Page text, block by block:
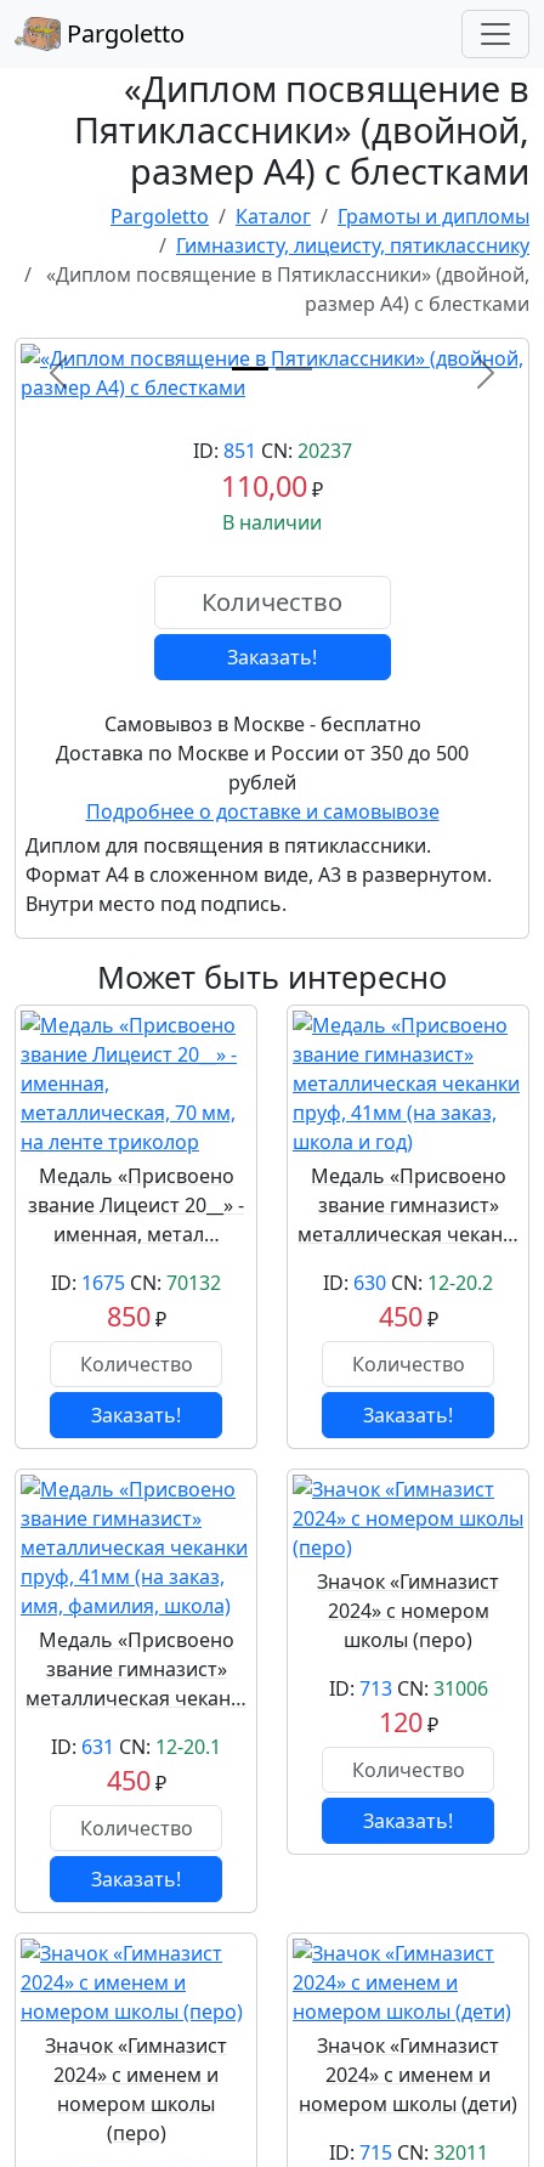
Pargoletto
«Диплом посвящение в
Пятиклассники» (двойной,
размер А4) с блестками
Pargoletto Каталог
Грамоты и дипломы
Гимназисту, лицеисту, пятикласснику
«Диплом посвящение в Пятиклассники» (двойной,
размер А4) с блестками
Назад
ID: 851 CN: 20237
110,00₽
В наличии
Заказать!
Самовывоз в Москве - бесплатно
Доставка по Москве и России от 350 до 500
рублей
Подробнее о доставке и самовывозе
Диплом для посвящения в пятиклассники.
Формат А4 в сложенном виде, А3 в развернутом.
Внутри место под подпись.
Может быть интересно
Медаль «Присвоено
звание Лицеист 20__» -
именная, метал…
ID: 1675 CN: 70132
850₽
Заказать!
Медаль «Присвоено
звание гимназист»
металлическая чекан…
ID: 630 CN: 12-20.2
450₽
Заказать!
Медаль «Присвоено
звание гимназист»
металлическая чекан…
ID: 631 CN: 12-20.1
450₽
Заказать!
Значок «Гимназист
2024» с номером
школы (перо)
ID: 713CN: 31006
120₽
Заказать!
Значок «Гимназист
2024» с именем и
номером школы
(перо)
Значок «Гимназист
2024» с именем и
номером школы (дети)
ID: 715CN: 32011